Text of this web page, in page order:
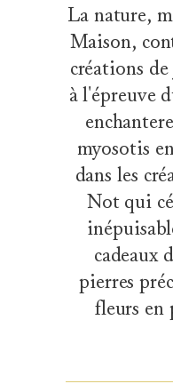
La nature,
Maison,
créations
à l'épreuve
myosotis
dans les
Not qui
cadeaux
pierres
fleurs en